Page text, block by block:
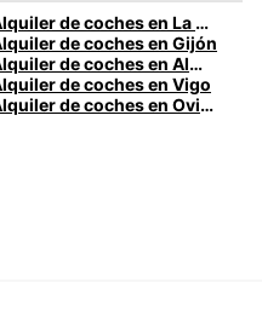
Alquiler de coches en La Coruña
de coches en Gijón
Alquiler de coches en Almería
de coches en Vigo
Alquiler de coches en Oviedo